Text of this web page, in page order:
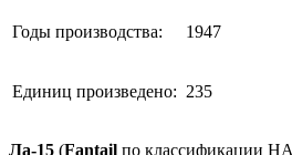
Годы производства: 1947
Единиц произведено: 235
Ла-15 (Fantail по классификации